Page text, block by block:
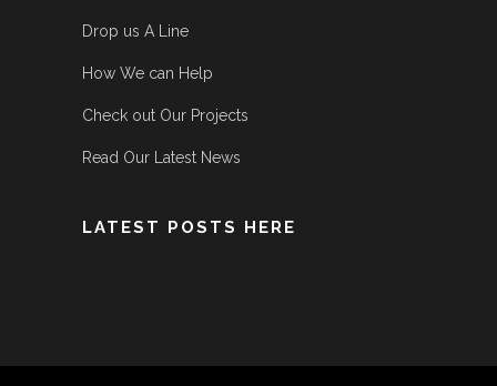
Drop us A Line
How We can Help
Check out Our Projects
Read Our Latest News
LATEST POSTS HERE